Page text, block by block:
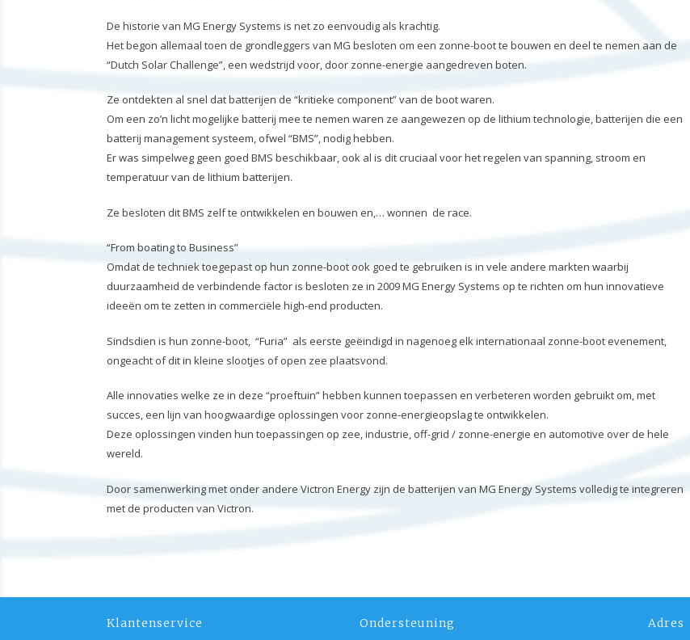
De historie van MG Energy Systems is net zo eenvoudig als krachtig.
Het begon allemaal toen de grondleggers van MG besloten om een zonne-boot te bouwen en deel te nemen aan de
“Dutch Solar Challenge”, een wedstrijd voor, door zonne-energie aangedreven boten.
Ze ontdekten al snel dat batterijen de “kritieke component” van de boot waren.
Om een zo’n licht mogelijke batterij mee te nemen waren ze aangewezen op de lithium technologie, batterijen die een
batterij management systeem, ofwel “BMS”, nodig hebben.
Er was simpelweg geen goed BMS beschikbaar, ook al is dit cruciaal voor het regelen van spanning, stroom en
temperatuur van de lithium batterijen.
Ze besloten dit BMS zelf te ontwikkelen en bouwen en,… wonnen de race.
“From boating to Business”
Omdat de techniek toegepast op hun zonne-boot ook goed te gebruiken is in vele andere markten waarbij
duurzaamheid de verbindende factor is besloten ze in 2009 MG Energy Systems op te richten om hun innovatieve
ideeën om te zetten in commerciële high-end producten.
Sindsdien is hun zonne-boot, “Furia” als eerste geëindigd in nagenoeg elk internationaal zonne-boot evenement,
ongeacht of dit in kleine slootjes of open zee plaatsvond.
Alle innovaties welke ze in deze “proeftuin” hebben kunnen toepassen en verbeteren worden gebruikt om, met
succes, een lijn van hoogwaardige oplossingen voor zonne-energieopslag te ontwikkelen.
Deze oplossingen vinden hun toepassingen op zee, industrie, off-grid / zonne-energie en automotive over de hele
wereld.
Door samenwerking met onder andere Victron Energy zijn de batterijen van MG Energy Systems volledig te integreren
met de producten van Victron.
Klantenservice Ondersteuning Adres